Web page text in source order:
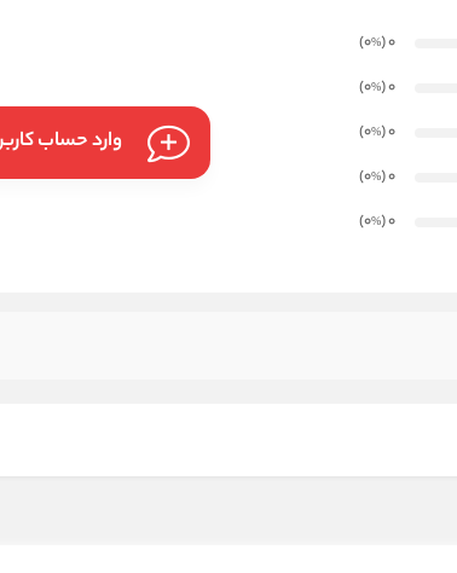
0
(0
%
)
0
(0
%
)
0
(0
%
)
0
(0
%
)
0
(0
%
)
وارد حساب